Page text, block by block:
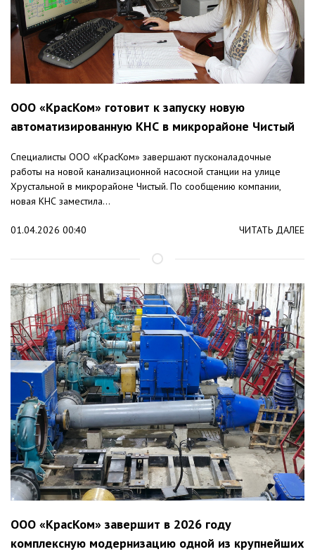
ООО «КрасКом» готовит к запуску новую
автоматизированную КНС в микрорайоне Чистый
Специалисты ООО «КрасКом» завершают пусконаладочные
работы на новой канализационной насосной станции на улице
Хрустальной в микрорайоне Чистый. По сообщению компании,
новая КНС заместила...
01.04.2026 00:40 ЧИТАТЬ ДАЛЕЕ
ООО «КрасКом» завершит в 2026 году
комплексную модернизацию одной из крупнейших